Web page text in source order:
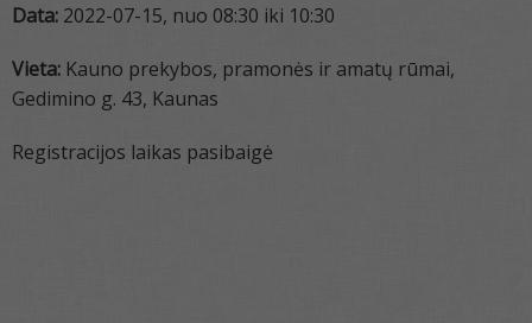
Data: 2022-07-15, nuo 08:30 iki 10:30
Vieta: Kauno prekybos, pramonės ir amatų rūmai,
Gedimino g. 43, Kaunas
Registracijos laikas pasibaigė